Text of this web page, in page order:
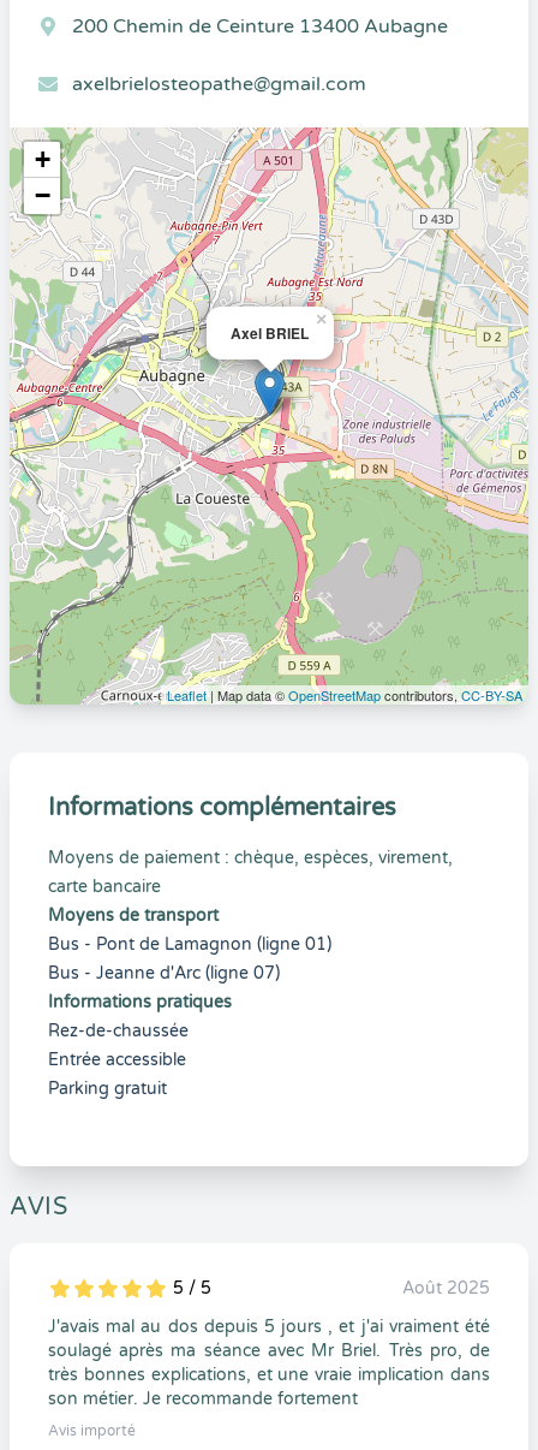
200 Chemin de Ceinture 13400 Aubagne
axelbrielosteopathe@gmail.com
Axel BRIEL
×
+
−
Leaflet | Map data ©OpenStreetMapcontributors,CC-BY-SA
Informations complémentaires
Moyens de paiement : chèque, espèces, virement,
carte bancaire
Moyens de transport
Bus - Pont de Lamagnon (ligne 01)
Bus - Jeanne d'Arc (ligne 07)
Informations pratiques
Rez-de-chaussée
Entrée accessible
Parking gratuit
AVIS
5
1
5
0 5 / 5
Août 2025
J'avais mal au dos depuis 5 jours , et j'ai vraiment été
soulagé après ma séance avec Mr Briel. Très pro, de
très bonnes explications, et une vraie implication dans
son métier. Je recommande fortement
Avis importé